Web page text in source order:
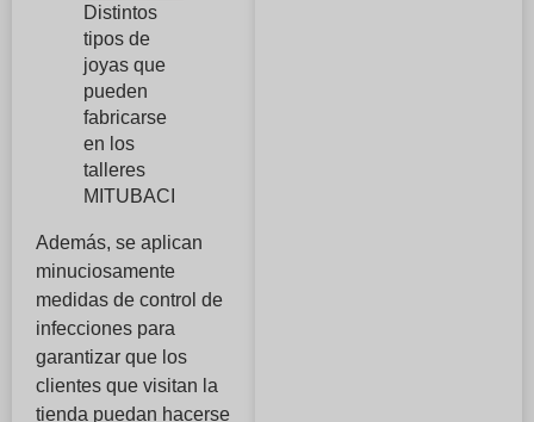
Distintos
tipos de
joyas que
pueden
fabricarse
en los
talleres
MITUBACI
Además, se aplican
minuciosamente
medidas de control de
infecciones para
garantizar que los
clientes que visitan la
tienda puedan hacerse